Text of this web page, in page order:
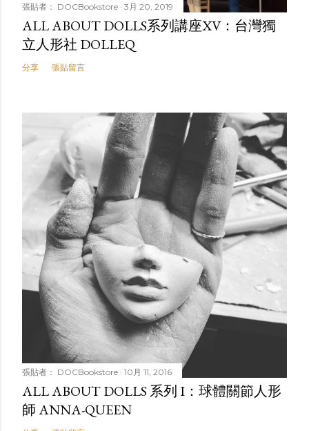
張貼者： DOCBookstore 3月 20, 2019
ALL ABOUT DOLLS系列講座XV：台灣獨
立人形社 DOLLEQ
分享 張貼留言
張貼者： DOCBookstore 10月 11, 2016
ALL ABOUT DOLLS 系列 I：球體關節人形
師 ANNA-QUEEN